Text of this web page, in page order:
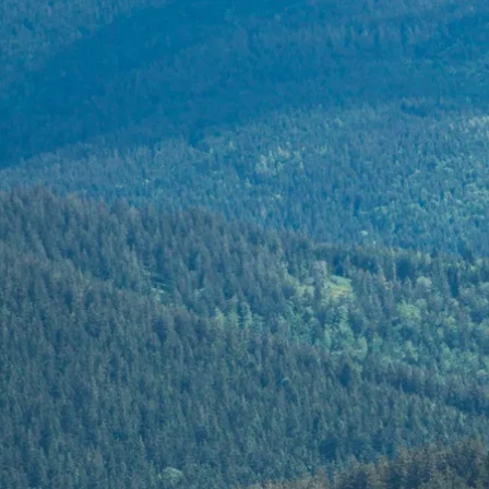
Aktivitäten im Chiemgau
Wandern & Gipfelglück
Radfahren &
Mountainbiken
Chiemsee &
Aktivitäten für die Familie
Winter
Golfen
Leben &
&
Orte